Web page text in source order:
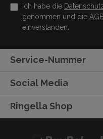
Ich habe die
genommen und die AGB
einverstanden.
Service-Nummer
Social Media
Ringella Shop